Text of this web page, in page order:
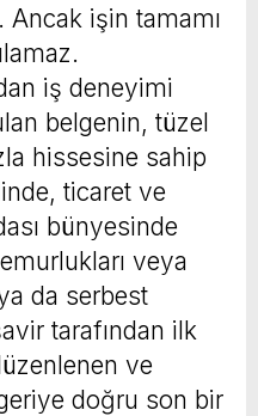
Ancak işin tamamı
iş deneyimi
belgenin, tüzel
hissesine sahip
ticaret ve
bünyesinde
veya
da serbest
tarafından ilk
ve
doğru son bir